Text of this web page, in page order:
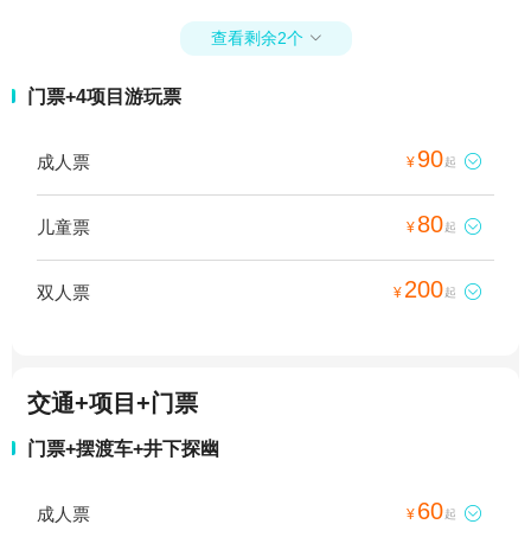
查看剩余2个 
门票+4项目游玩票
成人票 ¥ 90起 
儿童票 ¥ 80起 
双人票 ¥ 200起 
交通+项目+门票
门票+摆渡车+井下探幽
成人票 ¥ 60起 